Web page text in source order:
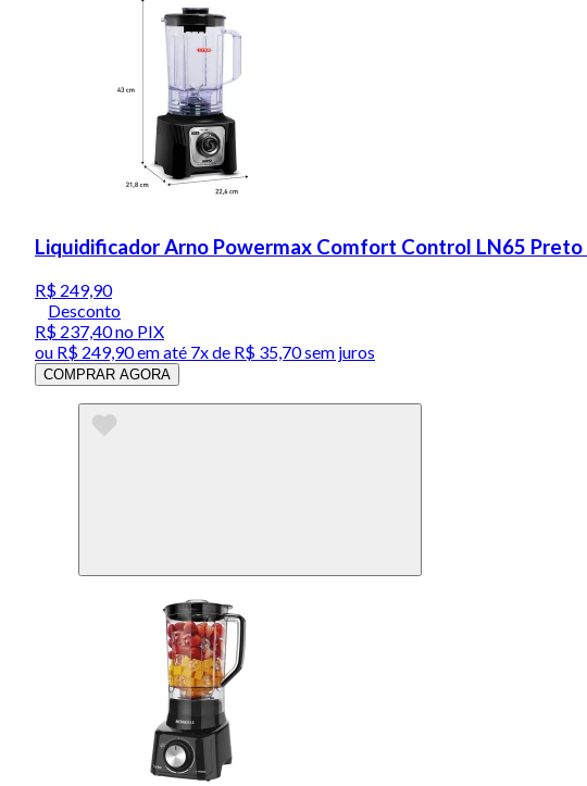
Liquidificador Arno Powermax Comfort Control LN65 Preto
R$ 249,90
Desconto
R$ 237,40no PIX
ou R$ 249,90em até 7x de R$ 35,70 sem juros
COMPRAR AGORA